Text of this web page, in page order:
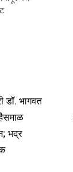
डॉ. भागवत
भद्र